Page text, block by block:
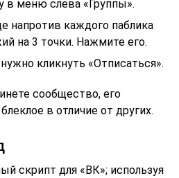
в меню слева «Группы».
напротив каждого паблика
на 3 точки. Нажмите его.
кликнуть «Отписаться».
сообщество, его
в отличие от других.
скрипт для «ВК»; используя